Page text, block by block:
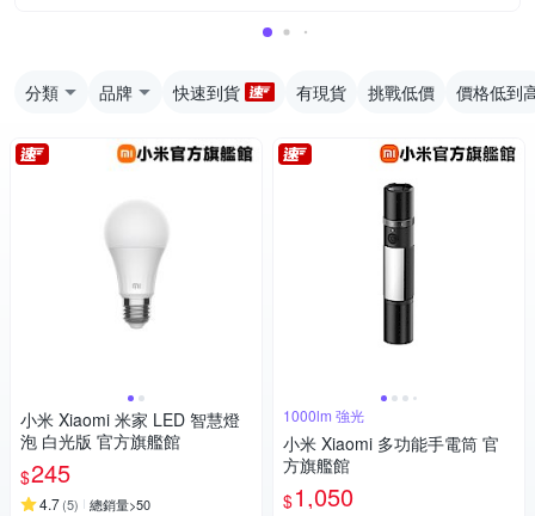
分類 品牌 快速到貨 有現貨 挑戰低價 價格低到
小米 Xiaomi 米家 LED 智慧燈
泡 白光版 官方旗艦館
$245
4.7(5) 總銷量>50
1000lm 強光
小米 Xiaomi 多功能手電筒 官
方旗艦館
$1,050